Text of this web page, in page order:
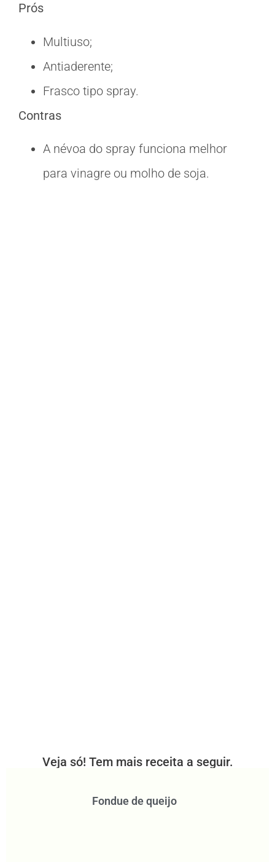
Prós
Multiuso;
Antiaderente;
Frasco tipo spray.
Contras
A névoa do spray funciona melhor
para vinagre ou molho de soja.
Veja só! Tem mais receita a seguir.
Fondue de queijo